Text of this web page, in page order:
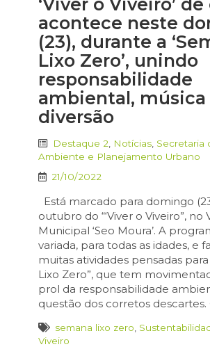
‘Viver o Viveiro’
acontece neste
(23), durante a
Lixo Zero’, unindo
responsabilidade
ambiental, música
diversão
Destaque 2 Notícias Secretaria
Ambiente e Planejamento Urbano
21/10/2022
Está marcado para domingo
outubro do “‘Viver o Viveiro”, no
Municipal ‘Seo Moura’. A
variada, para todas as idades, e
muitas atividades pensadas para
Lixo Zero”, que tem
prol da responsabilidade
questão dos corretos descartes.
semana lixo zero
Viveiro